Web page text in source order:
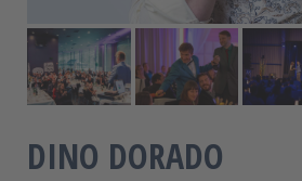
DINO DORADO